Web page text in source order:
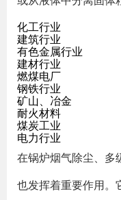
化工行业
建筑行业
有色金属行业
建材行业
燃煤电厂
钢铁行业
矿山、冶金
耐火材料
煤炭工业
电力行业
在锅炉烟气除尘、多
也发挥着重要作用。